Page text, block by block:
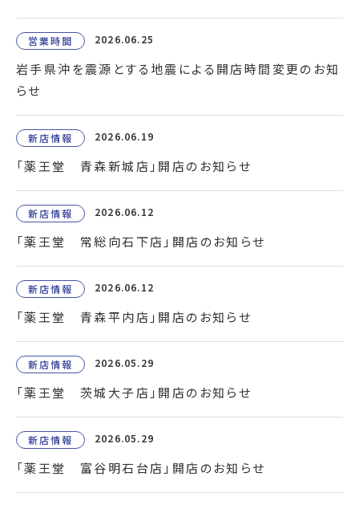
営業時間 2026.06.25
岩手県沖を震源とする地震による開店時間変更のお知
らせ
新店情報 2026.06.19
「薬王堂 青森新城店」開店のお知らせ
新店情報 2026.06.12
「薬王堂 常総向石下店」開店のお知らせ
新店情報 2026.06.12
「薬王堂 青森平内店」開店のお知らせ
新店情報 2026.05.29
「薬王堂 茨城大子店」開店のお知らせ
新店情報 2026.05.29
「薬王堂 富谷明石台店」開店のお知らせ